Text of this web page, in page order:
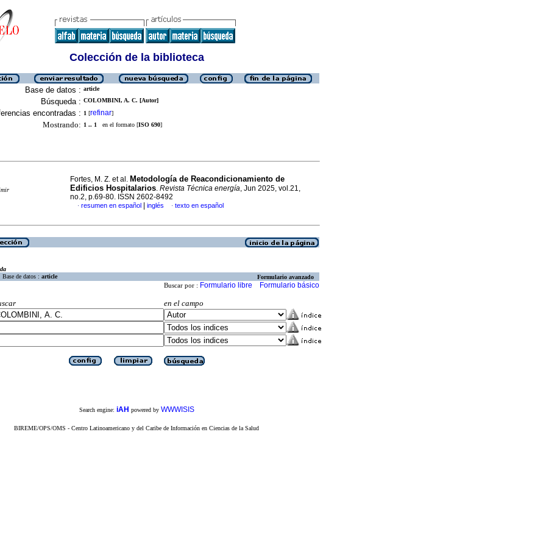
Colección de la biblioteca
Base de datos : article
Búsqueda : COLOMBINI, A. C. [Autor]
encontradas : 1 [refinar]
Mostrando: 1 .. 1 en el formato [ISO 690]
Fortes, M. Z. et al. Metodología de Reacondicionamiento de
Edificios Hospitalarios. Revista Técnica energía, Jun 2025, vol.21,
no.2, p.69-80. ISSN 2602-8492
· resumen en español inglés · texto en español
Base de datos : article Formulario avanzado
Buscar por : Formulario libre Formulario básico
en el campo
Search engine: iAH powered by WWWISIS
BIREME/OPS/OMS - Centro Latinoamericano y del Caribe de Información en Ciencias de la Salud